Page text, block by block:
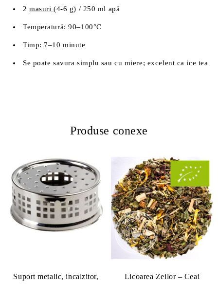
2masuri(4-6 g) / 250 ml apă
Temperatură: 90–100°C
Timp: 7–10 minute
Se poate savura simplu sau cu miere; excelent ca ice tea
Produse conexe
Suport metalic, incalzitor,
Licoarea Zeilor – Ceai